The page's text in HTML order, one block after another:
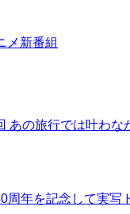
メ新番組
あの旅行では叶わ
周年を記念して実